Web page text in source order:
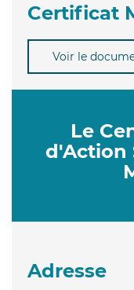
Certificat
Voir le
Le
d'Action
Adresse